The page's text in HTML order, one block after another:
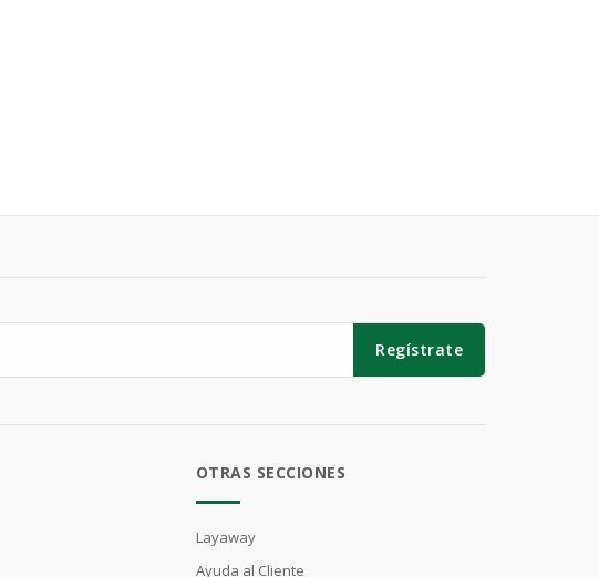
Regístrate
OTRAS SECCIONES
Layaway
Ayuda al Cliente